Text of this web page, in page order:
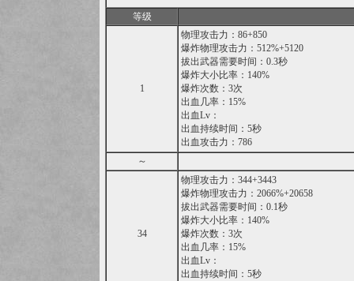
等级
1
物理攻击力：86+850
爆炸物理攻击力：512%+5120
拔出武器需要时间：0.3秒
爆炸大小比率：140%
爆炸次数：3次
出血几率：15%
出血Lv：
出血持续时间：5秒
出血攻击力：786
～
34
物理攻击力：344+3443
爆炸物理攻击力：2066%+20658
拔出武器需要时间：0.1秒
爆炸大小比率：140%
爆炸次数：3次
出血几率：15%
出血Lv：
出血持续时间：5秒